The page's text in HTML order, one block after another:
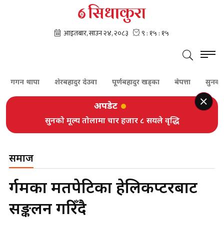
थापा शेरबहादुर देउवा पूर्णबहादुर खड्का बेपत्ता सुनकोशी
अपडेट
सुनको मूल्य तोलामा चार हजार ८ सयले वृद्धि
समाज
दुर्गमका मतपेटिका हेलिकप्टरबाट
सङ्कलन गरिँदै